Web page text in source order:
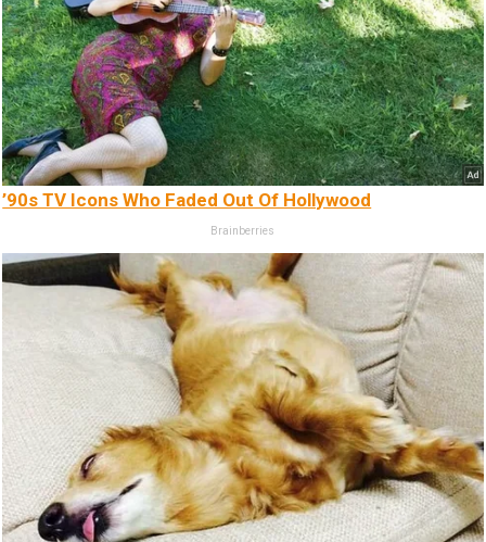
’90s TV Icons Who Faded Out Of Hollywood
Brainberries